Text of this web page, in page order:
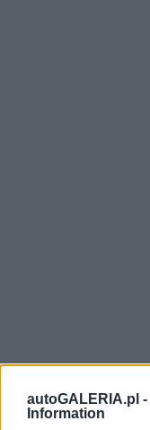
autoGALERIA.pl -
Information